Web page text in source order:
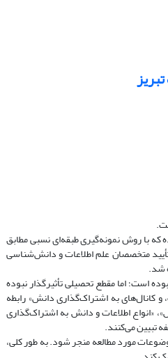
تکمیلی دانشگاه تبریز بوده که با روش نمونه‌گیری طبقه‌ای نسبی مطابق
آن به تأیید متخصصان علم اطلاعات و دانش‌شناسی
است؛ اما مقطع تحصیلی تأثیرگذار نبوده
کانال‌های به اشتراک‌گذاری دانش» رابطه
«انواع اطلاعات و دانش به اشتراک‌گذاری
مورد مطالعه منجر شود. به طور کلی،